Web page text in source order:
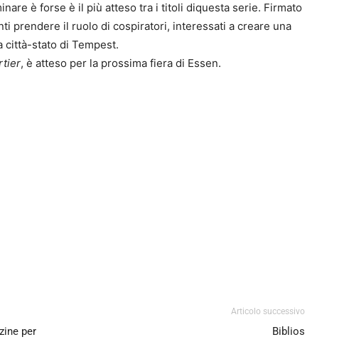
è forse è il più atteso tra i titoli diquesta serie. Firmato
prendere il ruolo di cospiratori, interessati a creare una
stato di Tempest.
, è atteso per la prossima fiera di Essen.
per
Articolo successivo
Biblios